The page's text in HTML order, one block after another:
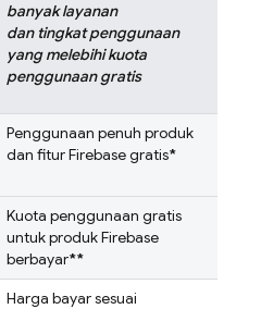
banyak layanan
dan tingkat penggunaan
yang melebihi kuota
penggunaan gratis
Penggunaan penuh produk
dan fitur Firebase gratis*
Kuota penggunaan gratis
untuk produk Firebase
berbayar**
Harga bayar sesuai